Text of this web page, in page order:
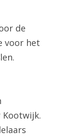
de
voor het